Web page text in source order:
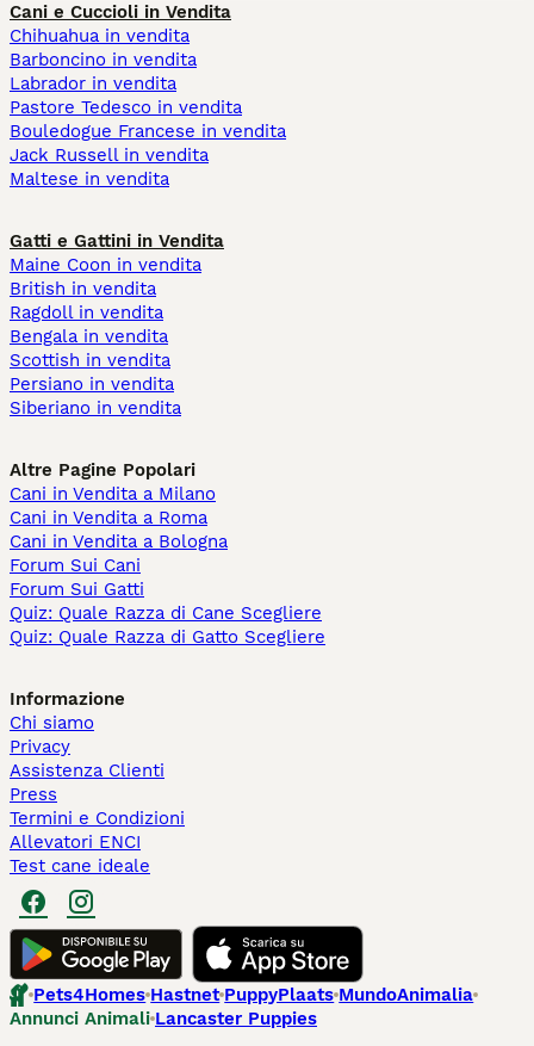
Cani e Cuccioli in Vendita
Chihuahua in vendita
Barboncino in vendita
Labrador in vendita
Pastore Tedesco in vendita
Bouledogue Francese in vendita
Jack Russell in vendita
Maltese in vendita
Gatti e Gattini in Vendita
Maine Coon in vendita
British in vendita
Ragdoll in vendita
Bengala in vendita
Scottish in vendita
Persiano in vendita
Siberiano in vendita
Altre Pagine Popolari
Cani in Vendita a Milano
Cani in Vendita a Roma
Cani in Vendita a Bologna
Forum Sui Cani
Forum Sui Gatti
Quiz: Quale Razza di Cane Scegliere
Quiz: Quale Razza di Gatto Scegliere
Informazione
Chi siamo
Privacy
Assistenza Clienti
Press
Termini e Condizioni
Allevatori ENCI
Test cane ideale
Pets4Homes Hastnet PuppyPlaats MundoAnimalia
Annunci Animali Lancaster Puppies